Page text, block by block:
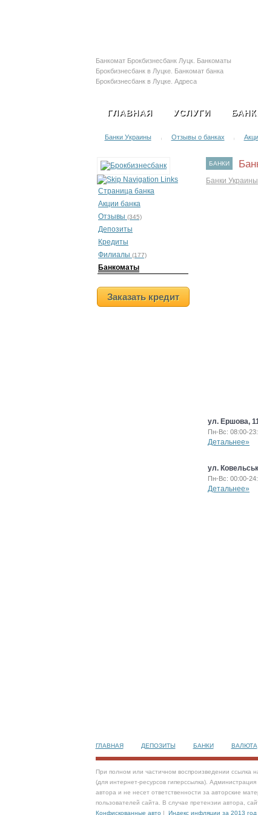
Банкомат Брокбизнесбанк Луцк. Банкоматы
Брокбизнесбанк в Луцке. Банкомат банка
Брокбизнесбанк в Луцке. Адреса
ГЛАВНАЯ УСЛУГИ
Банки Украины | Отзывы о банках |
Страница банка
Акции банка
Отзывы (345)
Депозиты
Кредиты
Филиалы (177)
Банкоматы
Заказать кредит
БАНКИ
Банки Украины
ул. Ершова,
Пн-Вс: 08:00-
Детальнее»
ул.
Пн-Вс: 00:00-
Детальнее»
ГЛАВНАЯ ДЕПОЗИТЫ БАНКИ ВАЛЮТА
При полном или частичном воспроизведении ссылка
(для интернет-ресурсов гиперссылка).
автора и не несет ответственности за авторские
пользователей сайта. В случае претензии автора,
Конфискованные авто | Индекс инфляции за 2013 год